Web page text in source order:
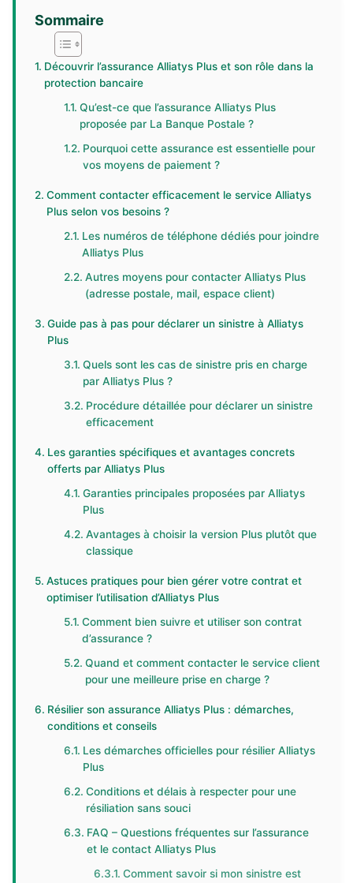
Sommaire
Découvrir l’assurance Alliatys Plus et son rôle dans la
protection bancaire
Qu’est-ce que l’assurance Alliatys Plus
proposée par La Banque Postale ?
Pourquoi cette assurance est essentielle pour
vos moyens de paiement ?
Comment contacter efficacement le service Alliatys
Plus selon vos besoins ?
Les numéros de téléphone dédiés pour joindre
Alliatys Plus
Autres moyens pour contacter Alliatys Plus
(adresse postale, mail, espace client)
Guide pas à pas pour déclarer un sinistre à Alliatys
Plus
Quels sont les cas de sinistre pris en charge
par Alliatys Plus ?
Procédure détaillée pour déclarer un sinistre
efficacement
Les garanties spécifiques et avantages concrets
offerts par Alliatys Plus
Garanties principales proposées par Alliatys
Plus
Avantages à choisir la version Plus plutôt que
classique
Astuces pratiques pour bien gérer votre contrat et
optimiser l’utilisation d’Alliatys Plus
Comment bien suivre et utiliser son contrat
d’assurance ?
Quand et comment contacter le service client
pour une meilleure prise en charge ?
Résilier son assurance Alliatys Plus : démarches,
conditions et conseils
Les démarches officielles pour résilier Alliatys
Plus
Conditions et délais à respecter pour une
résiliation sans souci
FAQ – Questions fréquentes sur l’assurance
et le contact Alliatys Plus
Comment savoir si mon sinistre est